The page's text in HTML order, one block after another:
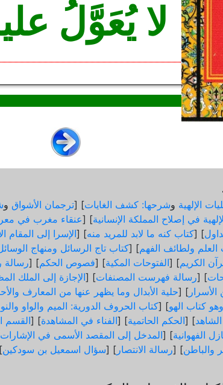
لا يُعَوَّلُ
الإلهية وشرحها: كشف الغايات] [ترجمان الأشواق و
في إصلاح المملكة الإنسانية] [عنقاء مغرب في
] [كتاب كنه ما لابد للمريد منه] [الإسرا إلى المقام
ولطائف الفهم] [كتاب تاج الرسائل ومنهاج
الكريم] [الفتوحات المكية] [فصوص الحكم] [
] [رسالة فهرست المصنفات] [الإجازة إلى الملك
] [حلية الأبدال وما يظهر عنها من المعارف
كتاب الهو] [كتاب الحروف الدورية: الميم والواو
] [الحكم الحاتمية] [الفناء في المشاهدة] [القسم
الفهوانية] [المدخل إلى المقصد الأسمى في الإشارات
والباطن] [رسالة الانتصار ] [سؤال اسمعيل بن سودكين